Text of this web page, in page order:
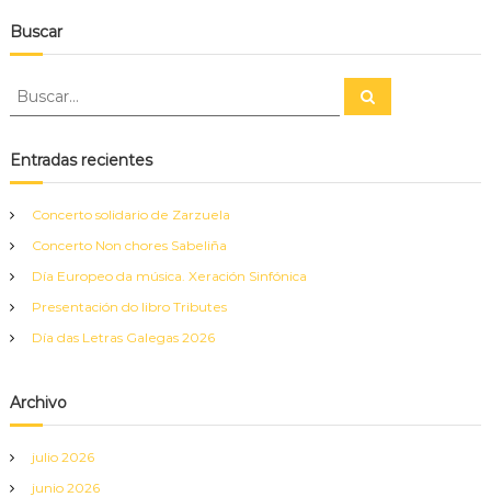
Buscar
B
c
a
:
B
u
Entradas recientes
Concerto solidario de Zarzuela
Concerto Non chores Sabeliña
Día Europeo da música. Xeración Sinfónica
Presentación do libro Tributes
Día das Letras Galegas 2026
Archivo
julio 2026
junio 2026